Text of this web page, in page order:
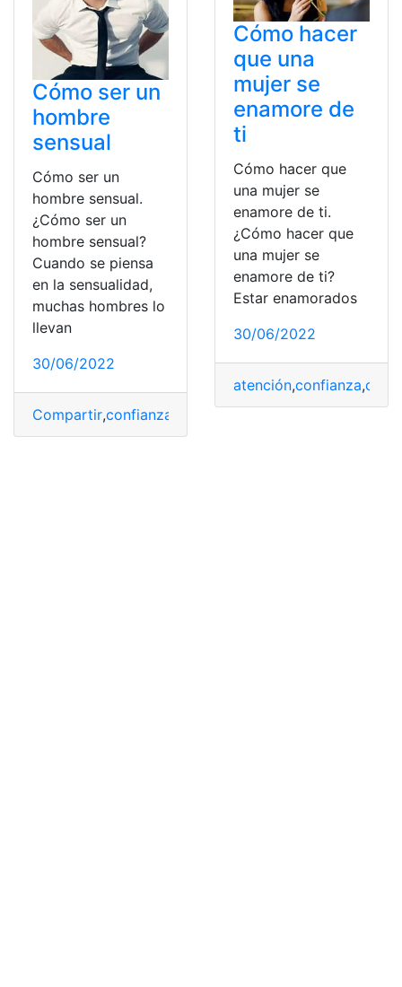
Cómo ser un
hombre
sensual
Cómo ser un
hombre sensual.
¿Cómo ser un
hombre sensual?
Cuando se piensa
en la sensualidad,
muchas hombres lo
llevan
30/06/2022
Compartir,confianza
Cómo hacer
que una
mujer se
enamore de
ti
Cómo hacer que
una mujer se
enamore de ti.
¿Cómo hacer que
una mujer se
enamore de ti?
Estar enamorados
30/06/2022
atención,confianza,